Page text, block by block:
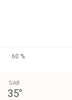
60 %
SAB
35°